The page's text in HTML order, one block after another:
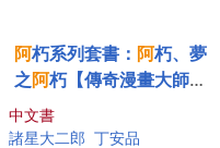
阿朽系列套書： 阿朽、夢
之阿朽【傳奇漫畫大師諸
星大二郎最新作.特典：作
家印刷簽繪扉頁、拍立得
中文書
諸星大二郎 丁安品